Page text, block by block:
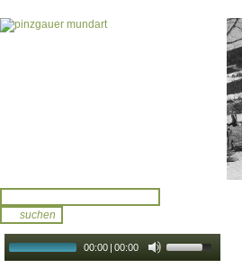
00:00 | 00:00